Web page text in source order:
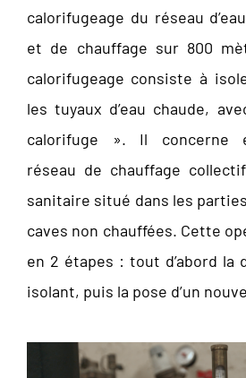
calorifugeage du réseau
et de chauffage sur 800
calorifugeage consiste à
les tuyaux d’eau chaude,
calorifuge ». Il concerne
réseau de chauffage
sanitaire situé dans les
caves non chauffées. Cette
en 2 étapes : tout d’abord la
isolant, puis la pose d’un